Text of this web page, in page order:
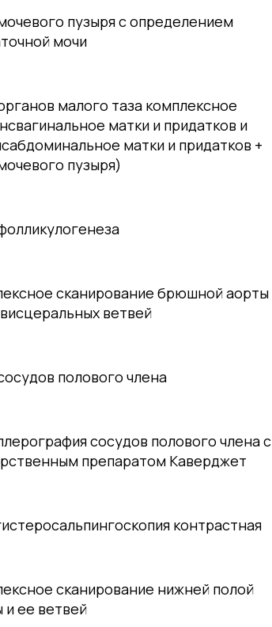
пузыря с определением
мочи
малого таза комплексное
матки и придатков и
матки и придатков +
пузыря)
сканирование брюшной аорты
ветвей
полового члена
сосудов полового члена с
препаратом Каверджет
контрастная
сканирование нижней полой
и ее ветвей